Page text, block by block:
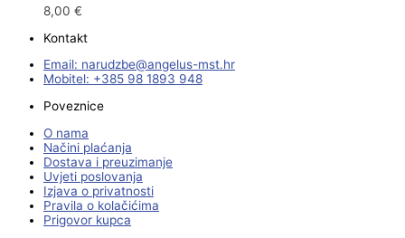
8,00 €
Kontakt
Email:
rh.tsm-sulegna
@ebzduran
Mobitel: +385 98 1893 948
Poveznice
O nama
Načini plaćanja
Dostava i preuzimanje
Uvjeti poslovanja
Izjava o privatnosti
Pravila o kolačićima
Prigovor kupca